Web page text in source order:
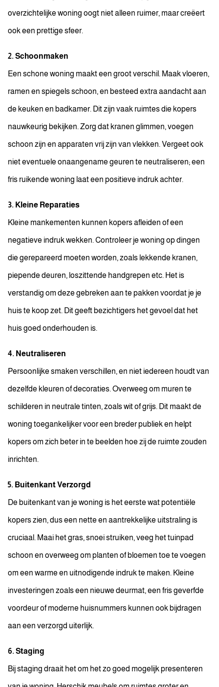
overzichtelijke woning oogt niet alleen ruimer, maar creëert
ook een prettige sfeer.
2. Schoonmaken
Een schone woning maakt een groot verschil. Maak vloeren,
ramen en spiegels schoon, en besteed extra aandacht aan
de keuken en badkamer. Dit zijn vaak ruimtes die kopers
nauwkeurig bekijken. Zorg dat kranen glimmen, voegen
schoon zijn en apparaten vrij zijn van vlekken. Vergeet ook
niet eventuele onaangename geuren te neutraliseren; een
fris ruikende woning laat een positieve indruk achter.
3. Kleine Reparaties
Kleine mankementen kunnen kopers afleiden of een
negatieve indruk wekken. Controleer je woning op dingen
die gerepareerd moeten worden, zoals lekkende kranen,
piepende deuren, loszittende handgrepen etc. Het is
verstandig om deze gebreken aan te pakken voordat je je
huis te koop zet. Dit geeft bezichtigers het gevoel dat het
huis goed onderhouden is.
4. Neutraliseren
Persoonlijke smaken verschillen, en niet iedereen houdt van
dezelfde kleuren of decoraties. Overweeg om muren te
schilderen in neutrale tinten, zoals wit of grijs. Dit maakt de
woning toegankelijker voor een breder publiek en helpt
kopers om zich beter in te beelden hoe zij de ruimte zouden
inrichten.
5. Buitenkant Verzorgd
De buitenkant van je woning is het eerste wat potentiële
kopers zien, dus een nette en aantrekkelijke uitstraling is
cruciaal. Maai het gras, snoei struiken, veeg het tuinpad
schoon en overweeg om planten of bloemen toe te voegen
om een warme en uitnodigende indruk te maken. Kleine
investeringen zoals een nieuwe deurmat, een fris geverfde
voordeur of moderne huisnummers kunnen ook bijdragen
aan een verzorgd uiterlijk.
6. Staging
Bij staging draait het om het zo goed mogelijk presenteren